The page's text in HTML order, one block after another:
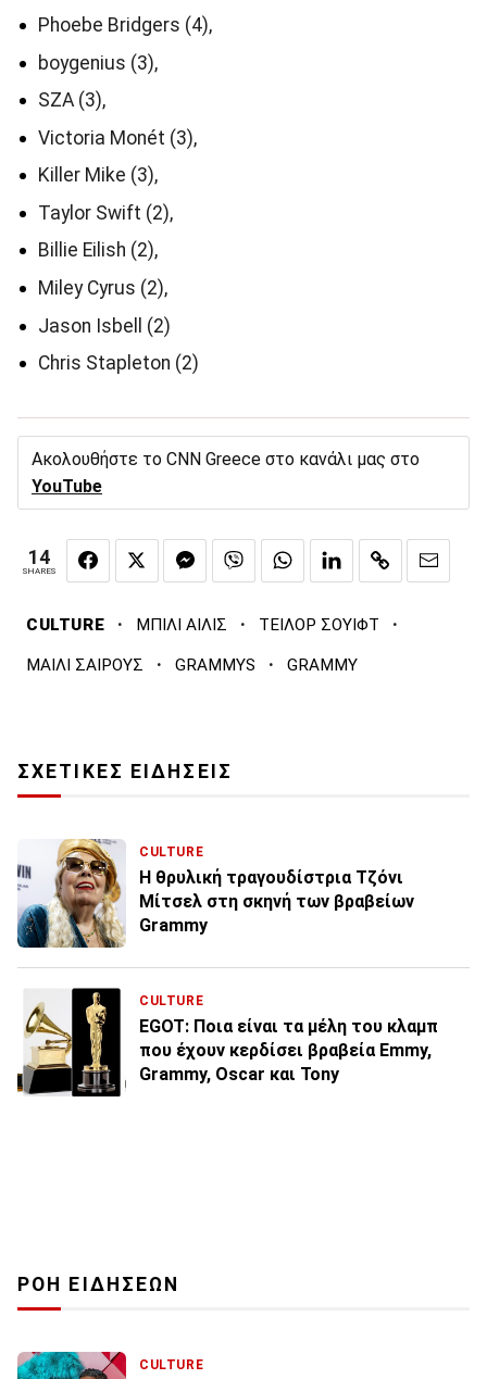
Phoebe Bridgers (4),
boygenius (3),
SZA (3),
Victoria Monét (3),
Killer Mike (3),
Taylor Swift (2),
Billie Eilish (2),
Miley Cyrus (2),
Jason Isbell (2)
Chris Stapleton (2)
Ακολουθήστε το CNN Greece στο κανάλι μας στο
YouTube
14
SHARES
CULTURE · ΜΠΙΛΙ ΑΙΛΙΣ · ΤΕΙΛΟΡ ΣΟΥΙΦΤ ·
ΜΑΙΛΙ ΣΑΙΡΟΥΣ · GRAMMYS · GRAMMY
ΣΧΕΤΙΚΕΣ ΕΙΔΗΣΕΙΣ
CULTURE
Η θρυλική τραγουδίστρια Τζόνι
Μίτσελ στη σκηνή των βραβείων
Grammy
CULTURE
EGOT: Ποια είναι τα μέλη του κλαμπ
που έχουν κερδίσει βραβεία Emmy,
Grammy, Oscar και Tony
ΡΟΗ ΕΙΔΗΣΕΩΝ
CULTURE